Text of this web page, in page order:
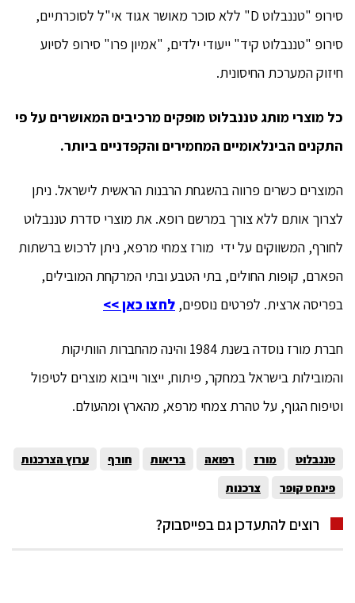
סירופ "טננבלוט D" ללא סוכר מאושר אגוד אי"ל לסוכרתיים,
סירופ "טננבלוט קיד" ייעודי ילדים, "אמיון פרו" סירופ לסיוע
חיזוק המערכת החיסונית.
כל מוצרי מותג טננבלוט מופקים מרכיבים המאושרים על פי
התקנים הבינלאומיים המחמירים והקפדניים ביותר.
המוצרים כשרים פרווה בהשגחת הרבנות הראשית לישראל. ניתן
לצרוך אותם ללא צורך במרשם רופא. את מוצרי סדרת טננבלוט
לחורף, המשווקים על ידי מורז צמחי מרפא, ניתן לרכוש ברשתות
הפארם, קופות החולים, בתי הטבע ובתי המרקחת המובילים,
בפריסה ארצית. לפרטים נוספים, לחצו כאן >>
חברת מורז נוסדה בשנת 1984 והינה מהחברות הוותיקות
והמובילות בישראל במחקר, פיתוח, ייצור וייבוא מוצרים לטיפול
וטיפוח הגוף, על טהרת צמחי מרפא, מהארץ ומהעולם.
טננבלוט מורז רפואה בריאות חורף
ערוץ הצרכנות
פינחס קופר
צרכנות
רוצים להתעדכן גם בפייסבוק?